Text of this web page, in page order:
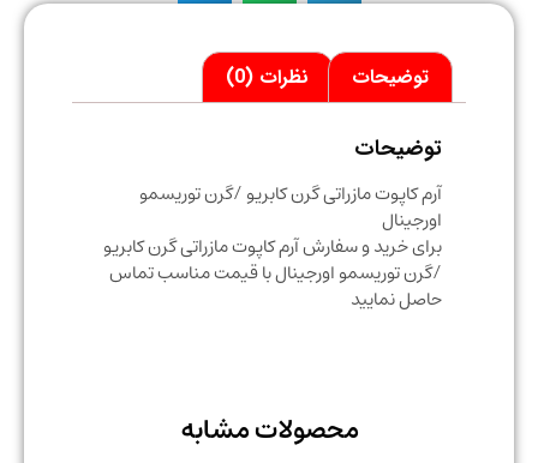
توضیحات نظرات (0)
توضیحات
آرم کاپوت مازراتی گرن کابریو /گرن توریسمو
اورجینال
برای خرید و سفارش آرم کاپوت مازراتی گرن کابریو
/گرن توریسمو اورجینال با قیمت مناسب تماس
حاصل نمایید
محصولات مشابه